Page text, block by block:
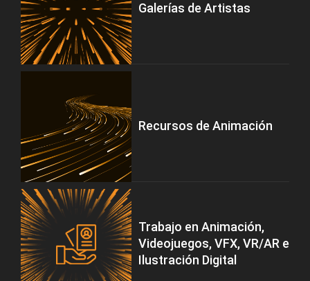
Galerías de Artistas
Recursos de Animación
Trabajo en Animación,
Videojuegos, VFX, VR/AR e
Ilustración Digital